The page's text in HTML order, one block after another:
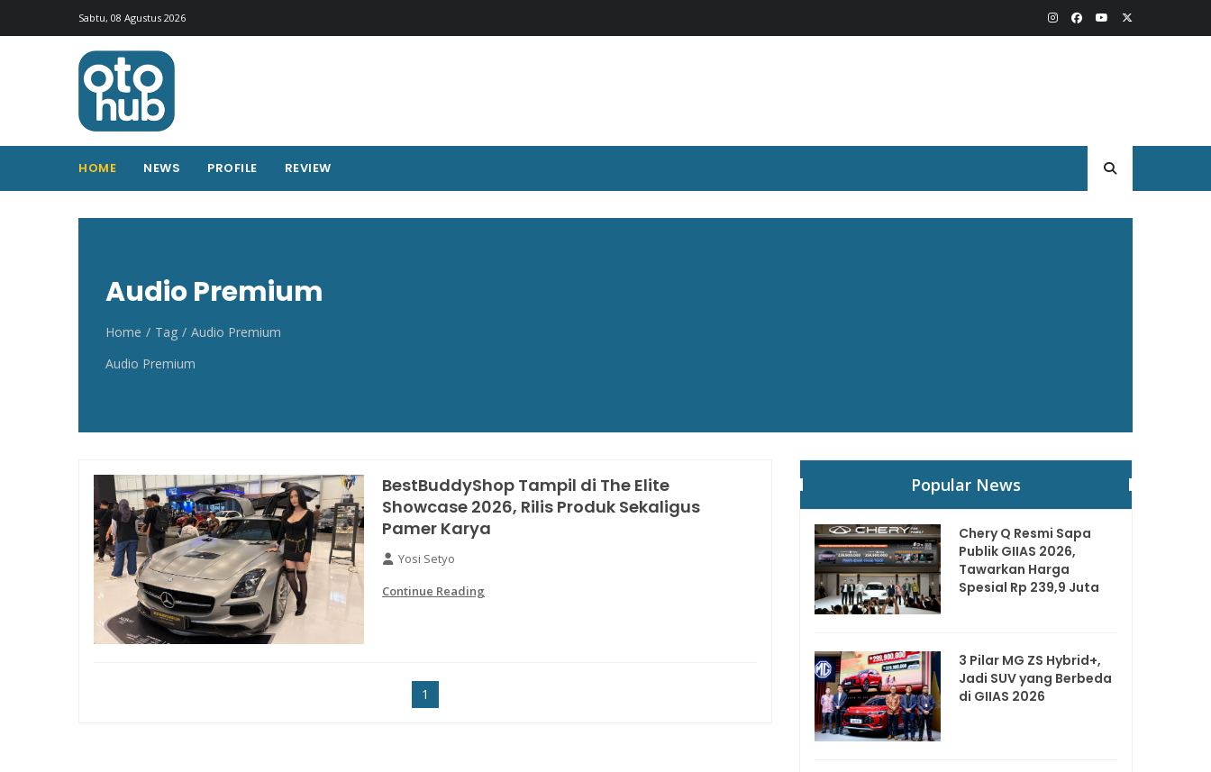
Sabtu, 08 Agustus 2026
HOME NEWS PROFILE REVIEW
Otohub.co
Portal berita otomotif Indonesia terkini
Audio Premium
Home Tag
Audio Premium
Audio Premium
BestBuddyShop Tampil di The Elite
Showcase 2026, Rilis Produk Sekaligus
Pamer Karya
Yosi Setyo
Continue Reading
1
Popular News
Chery Q Resmi Sapa
Publik GIIAS 2026,
Tawarkan Harga
Spesial Rp 239,9 Juta
3 Pilar MG ZS Hybrid+,
Jadi SUV yang Berbeda
di GIIAS 2026